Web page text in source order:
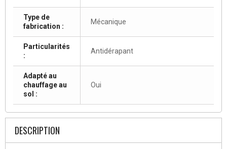
Type de
fabrication :
Mécanique
Particularités
:
Antidérapant
Adapté au
chauffage au
sol :
Oui
DESCRIPTION